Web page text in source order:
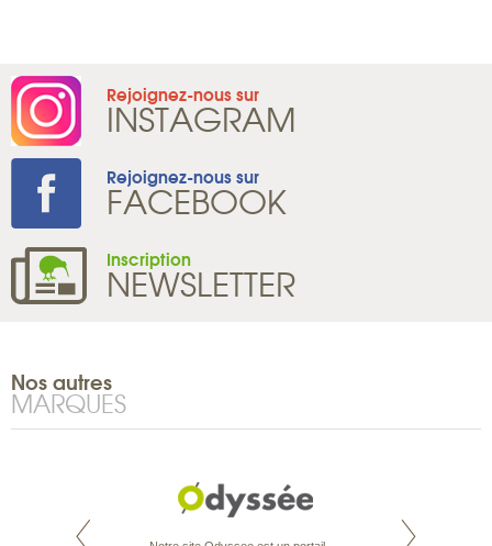
Rejoignez-nous sur
INSTAGRAM
Rejoignez-nous sur
FACEBOOK
Inscription
NEWSLETTER
Nos autres
MARQUES